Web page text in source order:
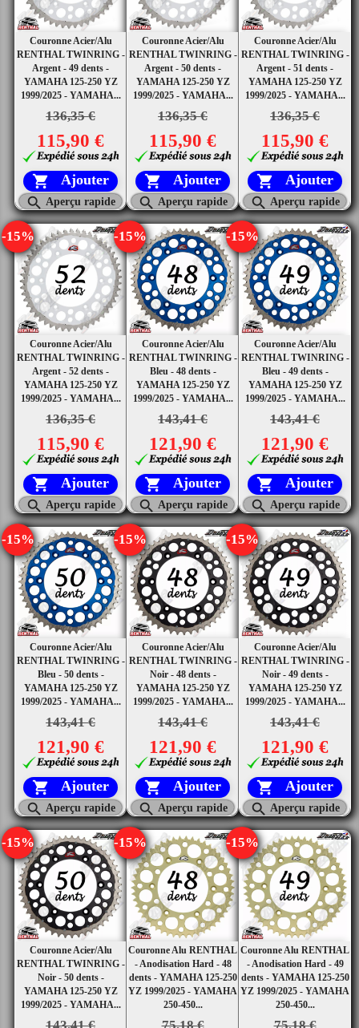
Couronne Acier/Alu
RENTHAL TWINRING -
Argent - 49 dents -
YAMAHA 125-250 YZ
1999/2025 - YAMAHA...
136,35 €
115,90 €
 Ajouter
 Aperçu rapide
Couronne Acier/Alu
RENTHAL TWINRING -
Argent - 50 dents -
YAMAHA 125-250 YZ
1999/2025 - YAMAHA...
136,35 €
115,90 €
 Ajouter
 Aperçu rapide
Couronne Acier/Alu
RENTHAL TWINRING -
Argent - 51 dents -
YAMAHA 125-250 YZ
1999/2025 - YAMAHA...
136,35 €
115,90 €
 Ajouter
 Aperçu rapide
Couronne Acier/Alu
RENTHAL TWINRING -
Argent - 52 dents -
YAMAHA 125-250 YZ
1999/2025 - YAMAHA...
136,35 €
-15%
115,90 €
 Ajouter
 Aperçu rapide
Couronne Acier/Alu
RENTHAL TWINRING -
Bleu - 48 dents -
YAMAHA 125-250 YZ
1999/2025 - YAMAHA...
143,41 €
-15%
121,90 €
 Ajouter
 Aperçu rapide
Couronne Acier/Alu
RENTHAL TWINRING -
Bleu - 49 dents -
YAMAHA 125-250 YZ
1999/2025 - YAMAHA...
143,41 €
-15%
121,90 €
 Ajouter
 Aperçu rapide
Couronne Acier/Alu
RENTHAL TWINRING -
Bleu - 50 dents -
YAMAHA 125-250 YZ
1999/2025 - YAMAHA...
143,41 €
-15%
121,90 €
 Ajouter
 Aperçu rapide
Couronne Acier/Alu
RENTHAL TWINRING -
Noir - 48 dents -
YAMAHA 125-250 YZ
1999/2025 - YAMAHA...
143,41 €
-15%
121,90 €
 Ajouter
 Aperçu rapide
Couronne Acier/Alu
RENTHAL TWINRING -
Noir - 49 dents -
YAMAHA 125-250 YZ
1999/2025 - YAMAHA...
143,41 €
-15%
121,90 €
 Ajouter
 Aperçu rapide
Couronne Acier/Alu
RENTHAL TWINRING -
Noir - 50 dents -
YAMAHA 125-250 YZ
1999/2025 - YAMAHA...
143,41 €
-15%
Couronne Alu RENTHAL
- Anodisation Hard - 48
dents - YAMAHA 125-250
YZ 1999/2025 - YAMAHA
250-450...
75,18 €
-15%
Couronne Alu RENTHAL
- Anodisation Hard - 49
dents - YAMAHA 125-250
YZ 1999/2025 - YAMAHA
250-450...
75,18 €
-15%